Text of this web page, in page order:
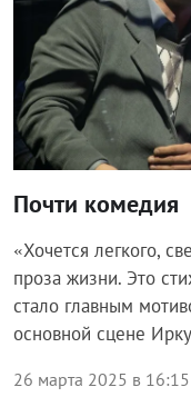
Почти комедия
«Хочется легкого,
проза жизни. Это
стало главным
основной сцене
26 марта 2025 в 16:15